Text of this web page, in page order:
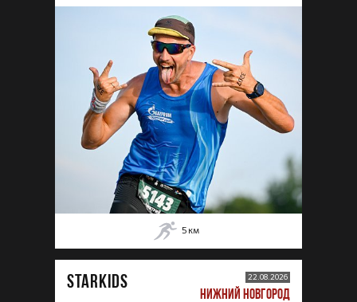
5 км
STARKIDS 22.08.2026
НИЖНИЙ НОВГОРОД